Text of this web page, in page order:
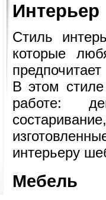
Стиль
которые
В этом
работе:
интерьеру
Мебель